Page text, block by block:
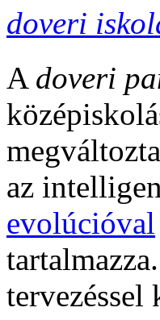
doveri
A doveri
az
evolúcióval
tervezéssel